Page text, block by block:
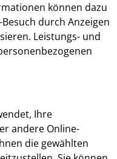
können dazu
durch Anzeigen
Leistungs- und
Ihre
andere Online-
die gewählten